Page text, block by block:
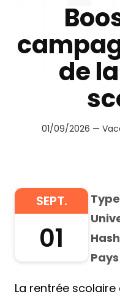
de
01/09/2026 —
SEPT.
01
Pays
La rentrée